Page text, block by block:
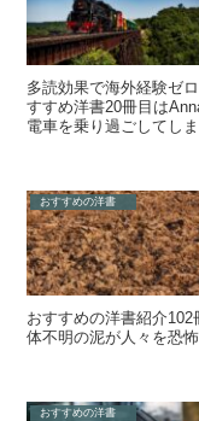
多読効果で海外経験ゼ
すすめ洋書20冊目は
電車を乗り過ごしてし
おすすめの洋書
おすすめの洋書紹介
体不明の泥が人々を恐
おすすめの洋書